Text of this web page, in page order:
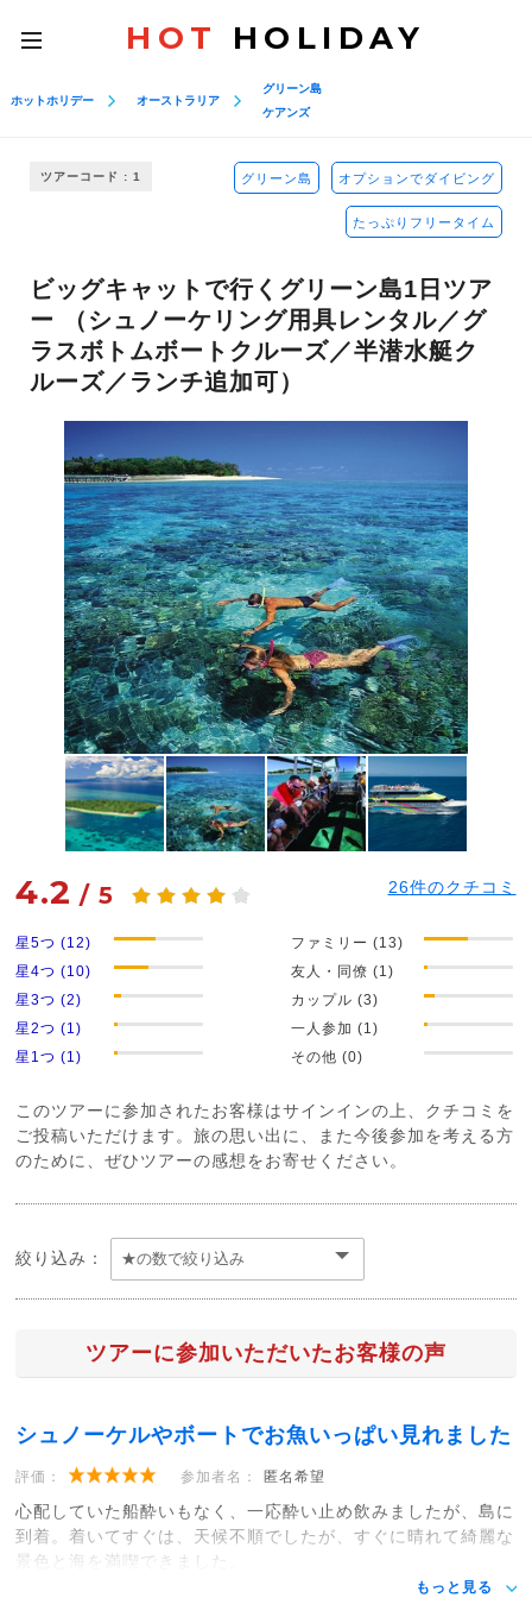
toggle
navigation
HOT HOLIDAY
ホットホリデー オーストラリア
グリーン島
ケアンズ
ツアーコード : 1 グリーン島 オプションでダイビング
たっぷりフリータイム
ビッグキャットで行くグリーン島1日ツア
ー （シュノーケリング用具レンタル／グ
ラスボトムボートクルーズ／半潜水艇ク
ルーズ／ランチ追加可）
4.2 /5 26件のクチコミ
星5つ (12)
星4つ (10)
星3つ (2)
星2つ (1)
星1つ (1)
ファミリー (13)
友人・同僚 (1)
カップル (3)
一人参加 (1)
その他 (0)
このツアーに参加されたお客様はサインインの上、クチコミを
ご投稿いただけます。旅の思い出に、また今後参加を考える方
のために、ぜひツアーの感想をお寄せください。
絞り込み：
ツアーに参加いただいたお客様の声
シュノーケルやボートでお魚いっぱい見れました
評価： 参加者名： 匿名希望
心配していた船酔いもなく、一応酔い止め飲みましたが、島に
到着。着いてすぐは、天候不順でしたが、すぐに晴れて綺麗な
景色と海を満喫できました。
もっと見る